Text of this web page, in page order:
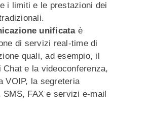
i limiti e le prestazioni dei
unificataè
di servizi real-time di
quali, ad esempio, il
e la videoconferenza,
VOIP, la segreteria
SMS, FAX e servizi e-mail